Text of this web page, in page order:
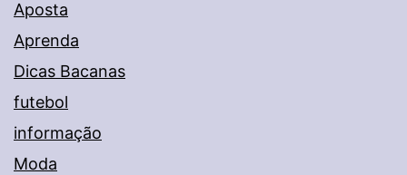
Aposta
Aprenda
Dicas Bacanas
futebol
informação
Moda